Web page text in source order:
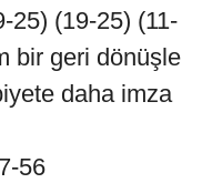
25) (19-25) (11-
bir geri dönüşle
daha imza
56